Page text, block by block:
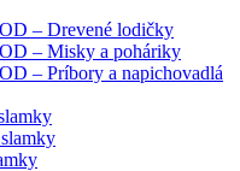
– Drevené lodičky
– Misky a poháriky
– Príbory a napichovadlá